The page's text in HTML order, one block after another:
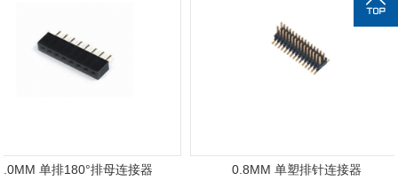
单排180°排母连接器 0.8MM 单塑排针连接器